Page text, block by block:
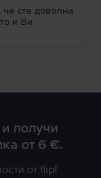
че сте доволни
и Ви
получи
от 6 €.
от flip!